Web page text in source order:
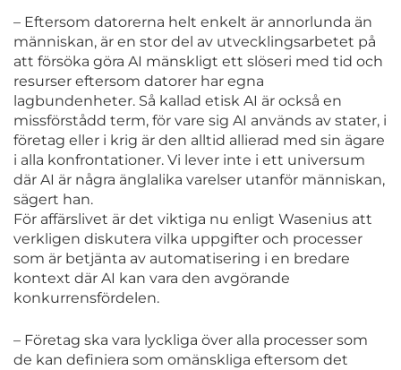
– Eftersom datorerna helt enkelt är annorlunda än
människan, är en stor del av utvecklingsarbetet på
att försöka göra AI mänskligt ett slöseri med tid och
resurser eftersom datorer har egna
lagbundenheter. Så kallad etisk AI är också en
missförstådd term, för vare sig AI används av stater, i
företag eller i krig är den alltid allierad med sin ägare
i alla konfrontationer. Vi lever inte i ett universum
där AI är några änglalika varelser utanför människan,
sägert han.
För affärslivet är det viktiga nu enligt Wasenius att
verkligen diskutera vilka uppgifter och processer
som är betjänta av automatisering i en bredare
kontext där AI kan vara den avgörande
konkurrensfördelen.
– Företag ska vara lyckliga över alla processer som
de kan definiera som omänskliga eftersom det